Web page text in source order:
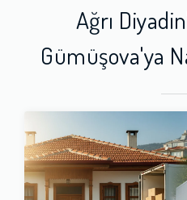
Ağrı
Gümüşova'ya